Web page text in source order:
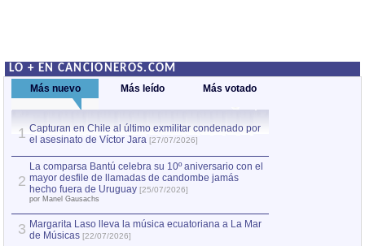
LO + EN CANCIONEROS.COM
Más nuevo Más leído Más votado
1 Capturan en Chile al último exmilitar condenado por
el asesinato de Víctor Jara [27/07/2026]
2
La comparsa Bantú celebra su 10º aniversario con el
mayor desfile de llamadas de candombe jamás
hecho fuera de Uruguay [25/07/2026]
por Manel Gausachs
3 Margarita Laso lleva la música ecuatoriana a La Mar
de Músicas [22/07/2026]